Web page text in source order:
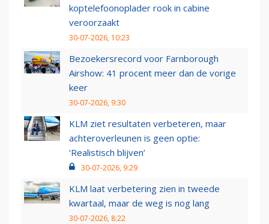
koptelefoonoplader rook in cabine
veroorzaakt
30-07-2026, 10:23
Bezoekersrecord voor Farnborough
Airshow: 41 procent meer dan de vorige
keer
30-07-2026, 9:30
KLM ziet resultaten verbeteren, maar
achteroverleunen is geen optie:
‘Realistisch blijven’
30-07-2026, 9:29
KLM laat verbetering zien in tweede
kwartaal, maar de weg is nog lang
30-07-2026, 8:22